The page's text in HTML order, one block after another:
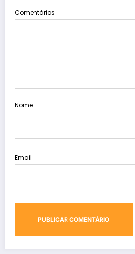
Comentários
Nome
Email